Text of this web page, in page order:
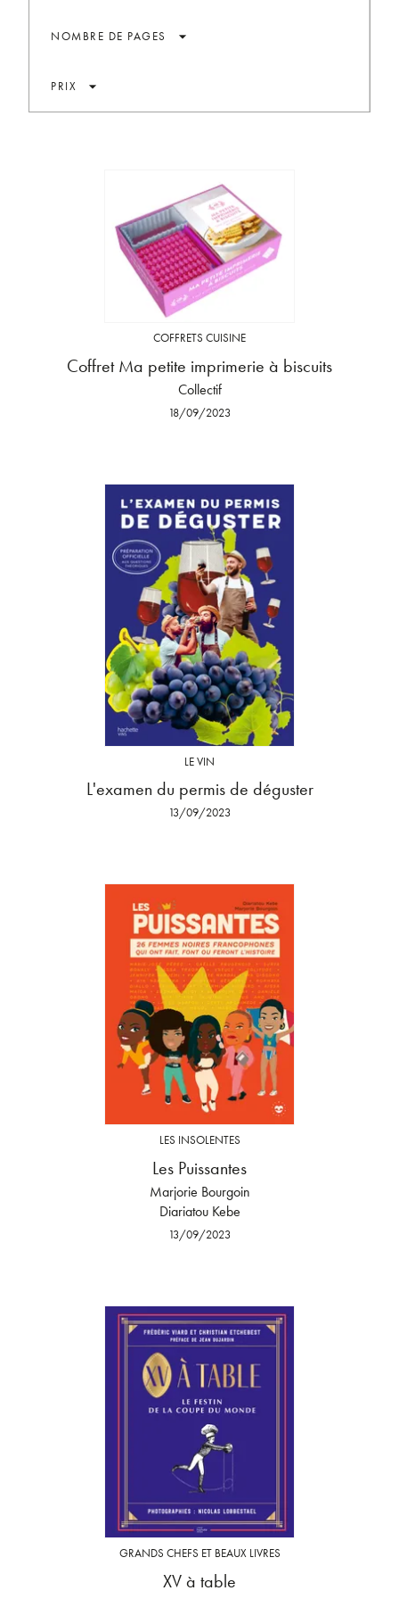
NOMBRE DE PAGES arrow_drop_down
PRIX arrow_drop_down
COFFRETS CUISINE
Coffret Ma petite imprimerie à biscuits
Collectif
18/09/2023
LE VIN
L'examen du permis de déguster
13/09/2023
LES INSOLENTES
Les Puissantes
Marjorie Bourgoin
Diariatou Kebe
13/09/2023
GRANDS CHEFS ET BEAUX LIVRES
XV à table